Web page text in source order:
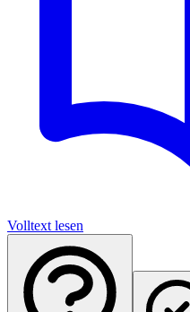
Volltext lesen